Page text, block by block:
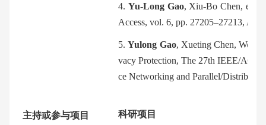
4. Yu-Long Gao, Xiu-Bo Chen, et al.
Access, vol. 6, pp. 27205–27213,
5.Yulong Gao, Xueting Chen,
vacy Protection, The 27th IEEE/
ce Networking and Parallel/
主持或参与项目 科研项目